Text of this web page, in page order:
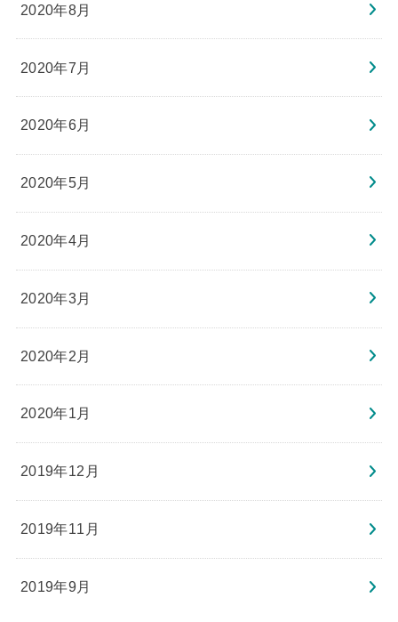
2020年8月
2020年7月
2020年6月
2020年5月
2020年4月
2020年3月
2020年2月
2020年1月
2019年12月
2019年11月
2019年9月